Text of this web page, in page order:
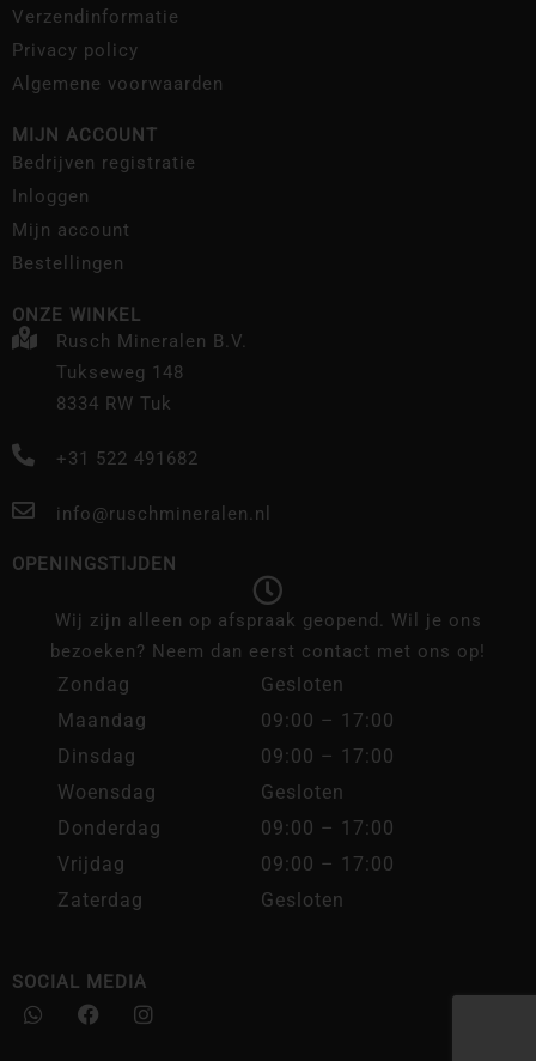
Verzendinformatie
Privacy policy
Algemene voorwaarden
MIJN ACCOUNT
Bedrijven registratie
Inloggen
Mijn account
Bestellingen
ONZE WINKEL
Rusch Mineralen B.V.
Tukseweg 148
8334 RW Tuk
+31 522 491682
info@ruschmineralen.nl
OPENINGSTIJDEN
Wij zijn alleen op afspraak geopend. Wil je ons
bezoeken? Neem dan eerst contact met ons op!
Zondag
Gesloten
Maandag
09:00 – 17:00
Dinsdag
09:00 – 17:00
Woensdag
Gesloten
Donderdag
09:00 – 17:00
Vrijdag
09:00 – 17:00
Zaterdag
Gesloten
SOCIAL MEDIA
W
h
F
a
I
n